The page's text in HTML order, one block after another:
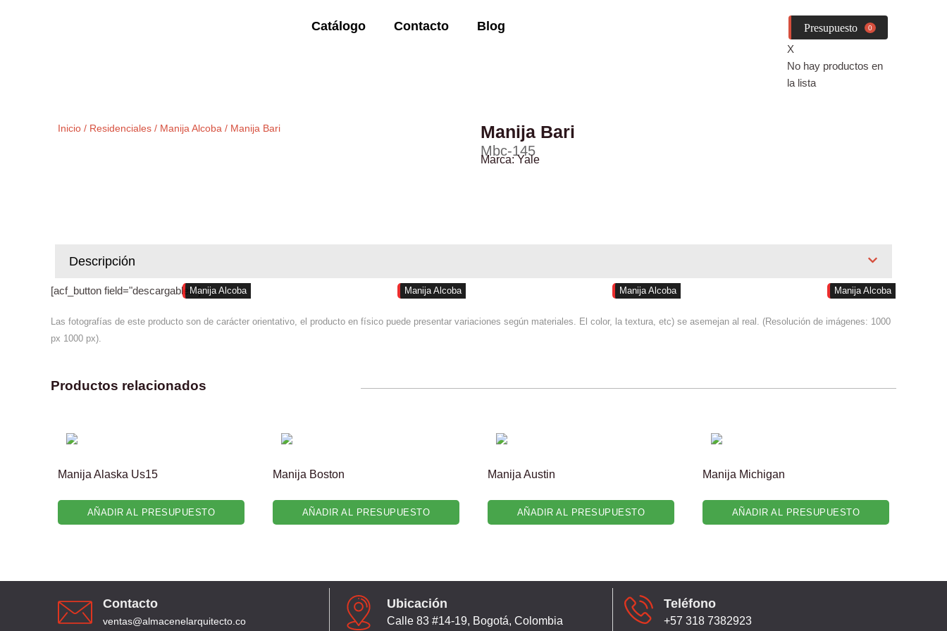
Catálogo Contacto Blog 0
X
No hay productos en
la lista
Inicio / Residenciales / Manija Alcoba / Manija Bari Manija Bari
Mbc-145
Marca:Yale
Descripción
[acf_button field="descargables"]
Las fotografías de este producto son de carácter orientativo, el producto en físico puede presentar variaciones según materiales. El color, la textura, etc) se asemejan al real. (Resolución de imágenes: 1000
px 1000 px).
Productos relacionados
Manija Alaska Us15
Manija Alcoba
AÑADIR AL PRESUPUESTO
Manija Boston
Manija Alcoba
AÑADIR AL PRESUPUESTO
Manija Austin
Manija Alcoba
AÑADIR AL PRESUPUESTO
Manija Michigan
Manija Alcoba
AÑADIR AL PRESUPUESTO
Contacto
ventas@almacenelarquitecto.co
Ubicación
Calle 83 #14-19, Bogotá, Colombia
Teléfono
+57 318 7382923